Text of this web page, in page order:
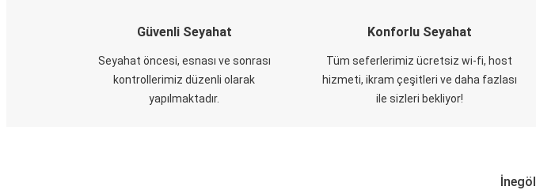
Güvenli Seyahat
Seyahat öncesi, esnası ve sonrası
kontrollerimiz düzenli olarak
yapılmaktadır.
Konforlu Seyahat
Tüm seferlerimiz ücretsiz wi-fi, host
hizmeti, ikram çeşitleri ve daha fazlası
ile sizleri bekliyor!
İnegöl